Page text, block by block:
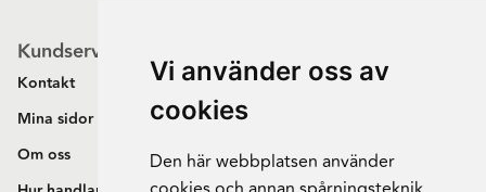
Vi använder oss av
cookies
Den här webbplatsen använder
Kundservice
Kontakt
Mina sidor
Om oss